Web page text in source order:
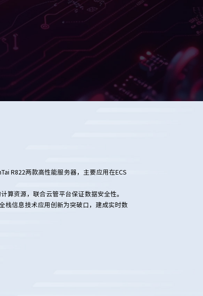
R822两款高性能服务器，主要应用在ECS
算资源，联合云管平台保证数据安全性。
栈信息技术应用创新为突破口，建成实时数